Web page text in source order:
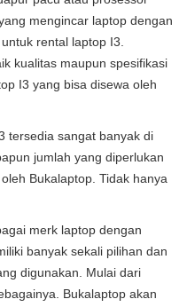
mengincar laptop dengan
rental laptop I3.
kualitas maupun spesifikasi
I3 yang bisa disewa oleh
tersedia sangat banyak di
jumlah yang diperlukan
Bukalaptop. Tidak hanya
merk laptop dengan
banyak sekali pilihan dan
digunakan. Mulai dari
Bukalaptop akan